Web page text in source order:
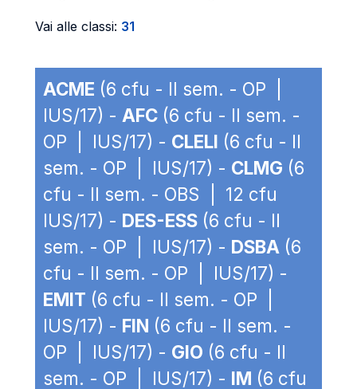
Vai alle classi: 31
ACME (6 cfu - II sem. - OP |
IUS/17) - AFC (6 cfu - II sem. -
OP | IUS/17) - CLELI (6 cfu - II
sem. - OP | IUS/17) - CLMG (6
cfu - II sem. - OBS | 12 cfu
IUS/17) - DES-ESS (6 cfu - II
sem. - OP | IUS/17) - DSBA (6
cfu - II sem. - OP | IUS/17) -
EMIT (6 cfu - II sem. - OP |
IUS/17) - FIN (6 cfu - II sem. -
OP | IUS/17) - GIO (6 cfu - II
sem. - OP | IUS/17) - IM (6 cfu